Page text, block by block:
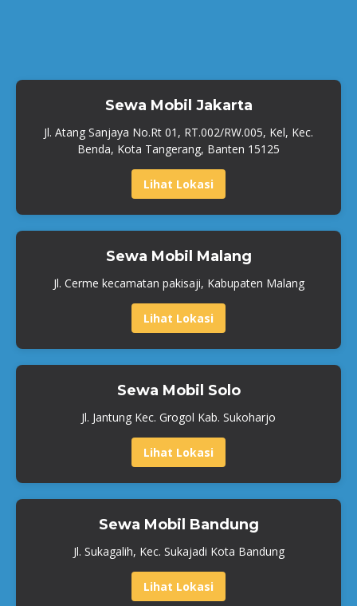
Sewa Mobil Jakarta
Jl. Atang Sanjaya No.Rt 01, RT.002/RW.005, Kel, Kec.
Benda, Kota Tangerang, Banten 15125
Lihat Lokasi
Sewa Mobil Malang
Jl. Cerme kecamatan pakisaji, Kabupaten Malang
Lihat Lokasi
Sewa Mobil Solo
Jl. Jantung Kec. Grogol Kab. Sukoharjo
Lihat Lokasi
Sewa Mobil Bandung
Jl. Sukagalih, Kec. Sukajadi Kota Bandung
Lihat Lokasi